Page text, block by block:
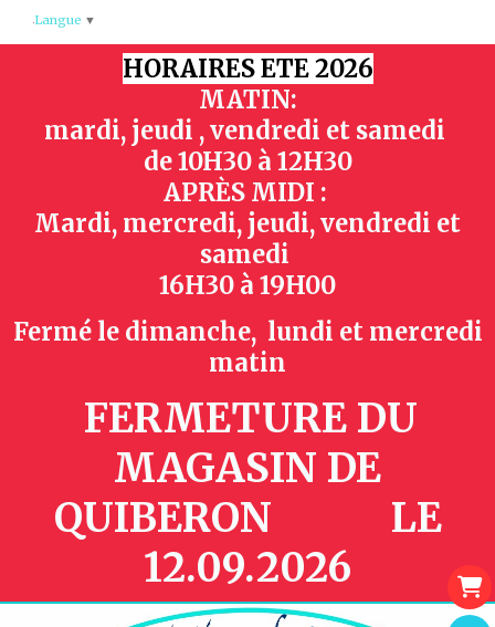
HORAIRES ETE 2026
MATIN:
mardi, jeudi , vendredi et samedi
de10H30 à 12H30
APRÈS MIDI :
Mardi, mercredi, jeudi, vendredi et
samedi
16H30 à 19H00
Fermé le dimanche, lundi et mercredi
matin
FERMETURE DU
MAGASIN DE
QUIBERON LE
12.09.2026
Langue ▼